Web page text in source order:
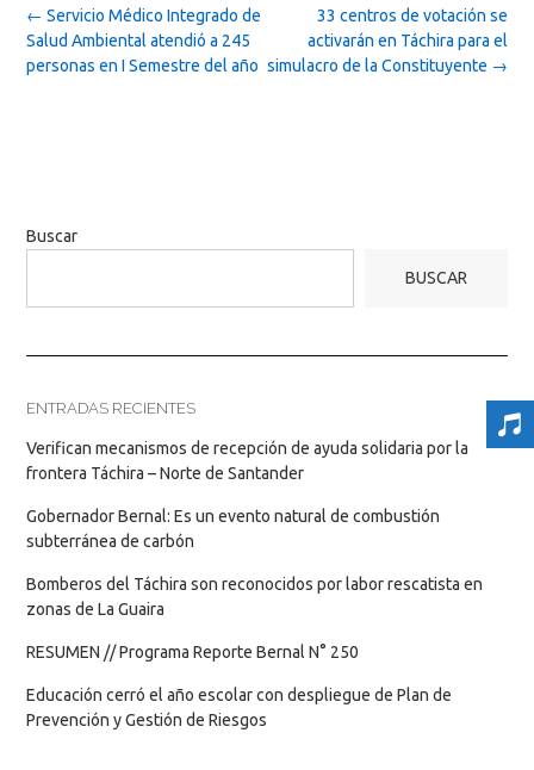
Post
navigation
33 centros de votación se
activarán en Táchira para el
simulacro de la Constituyente →
← Servicio Médico Integrado de
Salud Ambiental atendió a 245
personas en I Semestre del año
Buscar
BUSCAR
ENTRADAS RECIENTES
Verifican mecanismos de recepción de ayuda solidaria por la
frontera Táchira – Norte de Santander
Gobernador Bernal: Es un evento natural de combustión
subterránea de carbón
Bomberos del Táchira son reconocidos por labor rescatista en
zonas de La Guaira
RESUMEN // Programa Reporte Bernal N° 250
Educación cerró el año escolar con despliegue de Plan de
Prevención y Gestión de Riesgos